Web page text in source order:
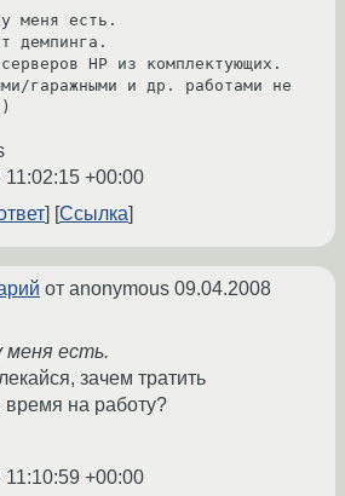
меня есть.
демпинга.
HP из комплектующих.
гаражными и др. работами не
+00:00
Ссылка
от anonymous 09.04.2008
меня есть.
зачем тратить
время на работу?
+00:00